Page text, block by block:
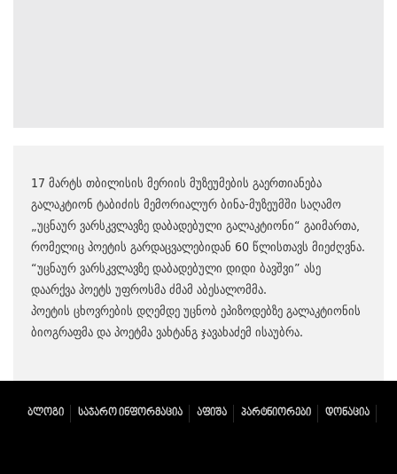
17 მარტს თბილისის მერიის მუზეუმების გაერთიანება
გალაკტიონ ტაბიძის მემორიალურ ბინა-მუზეუმში საღამო
„უცნაურ ვარსკვლავზე დაბადებული გალაკტიონი“ გაიმართა,
რომელიც პოეტის გარდაცვალებიდან 60 წლისთავს მიეძღვნა.
“უცნაურ ვარსკვლავზე დაბადებული დიდი ბავშვი” ასე
დაარქვა პოეტს უფროსმა ძმამ აბესალომმა.
პოეტის ცხოვრების დღემდე უცნობ ეპიზოდებზე გალაკტიონის
ბიოგრაფმა და პოეტმა ვახტანგ ჯავახაძემ ისაუბრა.
ᲑᲚᲝᲒᲘ ᲡᲐᲯᲐᲠᲝ ᲘᲜᲤᲝᲠᲛᲐᲪᲘᲐ ᲐᲤᲘᲨᲐ ᲞᲐᲠᲢᲜᲘᲝᲠᲔᲑᲘ ᲓᲝᲜᲐᲪᲘᲐ